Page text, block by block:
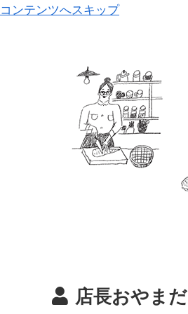
コンテンツへスキップ
店長おやまだ